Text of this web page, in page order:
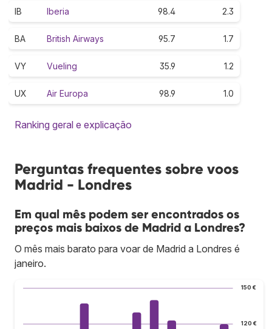
IB Iberia 98.4 2.3
BA British Airways 95.7 1.7
VY Vueling 35.9 1.2
UX Air Europa 98.9 1.0
Ranking geral e explicação
Perguntas frequentes sobre voos
Madrid - Londres
Em qual mês podem ser encontrados os
preços mais baixos de Madrid a Londres?
O mês mais barato para voar de Madrid a Londres é
janeiro.
120 €
150 €